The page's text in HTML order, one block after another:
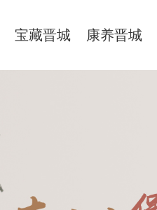
宝藏晋城 康养晋城